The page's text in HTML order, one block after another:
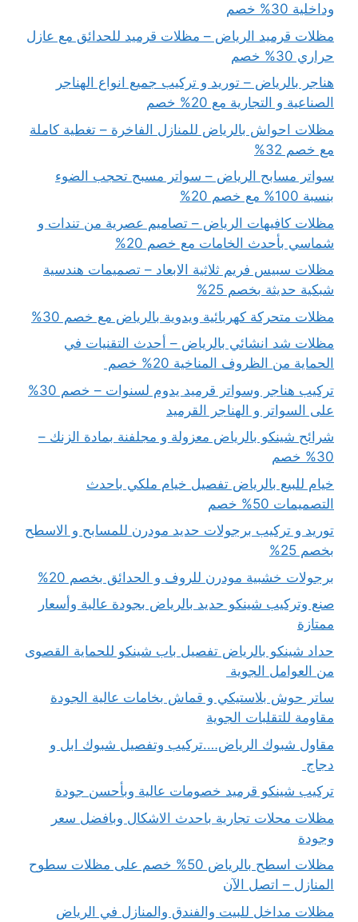
وداخلية 30% خصم
مظلات قرميد الرياض – مظلات قرميد للحدائق مع عازل
حراري 30% خصم
هناجر بالرياض – توريد و تركيب جميع انواع الهناجر
الصناعية و التجارية مع 20% خصم
مظلات احواش بالرياض للمنازل الفاخرة – تغطية كاملة
مع خصم 32%
سواتر مسابح الرياض – سواتر مسبح تحجب الضوء
بنسبة 100% مع خصم 20%
مظلات كافيهات الرياض – تصاميم عصرية من تندات و
شماسي بأحدث الخامات مع خصم 20%
مظلات سبيس فريم ثلاثية الابعاد – تصميمات هندسية
شبكية حديثة بخصم 25%
مظلات متحركة كهربائية ويدوية بالرياض مع خصم 30%
مظلات شد انشائي بالرياض – أحدث التقنيات في
الحماية من الظروف المناخية 20% خصم
تركيب هناجر وسواتر قرميد يدوم لسنوات – خصم 30%
على السواتر و الهناجر القرميد
شرائح شينكو بالرياض معزولة و مجلفنة بمادة الزنك –
30% خصم
خيام للبيع بالرياض تفصيل خيام ملكي باحدث
التصميمات 50% خصم
توريد و تركيب برجولات حديد مودرن للمسابح و الاسطح
بخصم 25%
برجولات خشبية مودرن للروف و الحدائق بخصم 20%
صنع وتركيب شينكو حديد بالرياض بجودة عالية وأسعار
ممتازة
حداد شينكو بالرياض تفصيل باب شينكو للحماية القصوى
من العوامل الجوية
ساتر حوش بلاستيكي و قماش بخامات عالية الجودة
مقاومة للتقلبات الجوية
مقاول شبوك الرياض….تركيب وتفصيل شبوك ابل و
دجاج
تركيب شينكو قرميد خصومات عالية وبأحسن جودة
مظلات محلات تجارية باحدث الاشكال وبافضل سعر
وجودة
مظلات اسطح بالرياض 50% خصم على مظلات سطوح
المنازل – اتصل الآن
مظلات مداخل للبيت والفندق والمنازل في الرياض